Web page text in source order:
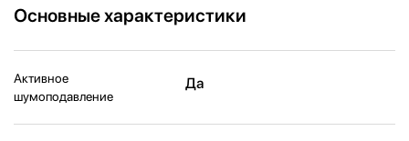
Основные характеристики
Активное
шумоподавление
Да